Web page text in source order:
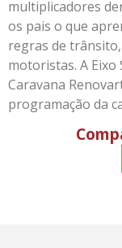
multiplicadores
os pais o que
regras de
motoristas. A Eixo
Caravana
programação da